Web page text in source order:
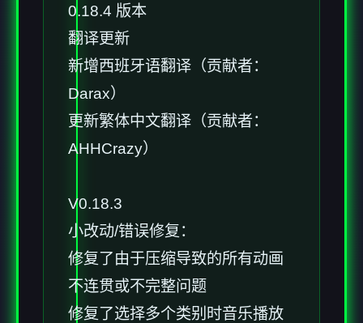
0.18.4 版本
翻译更新
新增西班牙语翻译（贡献者：
Darax）
更新繁体中文翻译（贡献者：
AHHCrazy）
V0.18.3
小改动/错误修复：
修复了由于压缩导致的所有动画
不连贯或不完整问题
修复了选择多个类别时音乐播放